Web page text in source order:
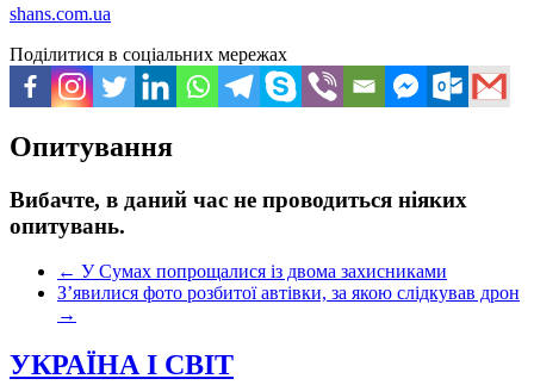
shans.com.ua
Поділитися в соціальних мережах
Опитування
Вибачте, в даний час не проводиться ніяких
опитувань.
← У Сумах попрощалися із двома захисниками
З’явилися фото розбитої автівки, за якою слідкував дрон
→
УКРАЇНА І СВІТ